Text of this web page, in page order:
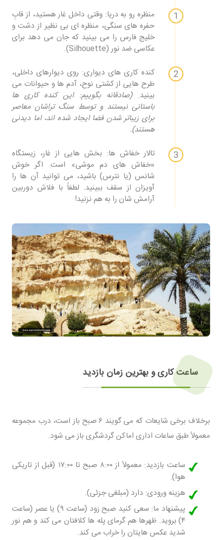
منظره رو به دریا: وقتی داخل غار هستید، از قابِ
حفره های سنگی، منظره ای بی نظیر از دشت و
خلیج فارس را می بینید که جان می دهد برای
عکاسی ضد نور (Silhouette).
کنده کاری های دیواری: روی دیوارهای داخلی،
طرح هایی از کشتی نوح، آدم ها و حیوانات می
بینید.(صادقانه بگوییم: این کنده کاری ها
باستانی نیستند و توسط سنگ تراشان معاصر
برای زیباتر شدن فضا ایجاد شده اند، اما دیدنی
هستند).
تالار خفاش ها: بخش هایی از غار، زیستگاه
«خفاش های دم موشی» است. اگر خوش
شانس (یا نترس) باشید، می توانید آن ها را
آویزان از سقف ببینید. لطفاً با فلاش دوربین
آرامش شان را به هم نزنید!
ساعت کاری و بهترین زمان بازدید
برخلاف برخی شایعات که می گویند ۶ صبح باز است، درب مجموعه
معمولاً طبق ساعات اداری اماکن گردشگری باز می شود.
ساعت بازدید:
معمولاً از ۸:۰۰ صبح تا ۱۷:۰۰ (قبل از تاریکی
هوا).
هزینه ورودی: دارد (مبلغی جزئی).
پیشنهاد ما:
سعی کنید صبح زود (ساعت ۹) یا عصر (ساعت
۴) بروید. ظهرها هم گرمای پله ها کلافتان می کند و هم نور
شدید عکس هایتان را خراب می کند.